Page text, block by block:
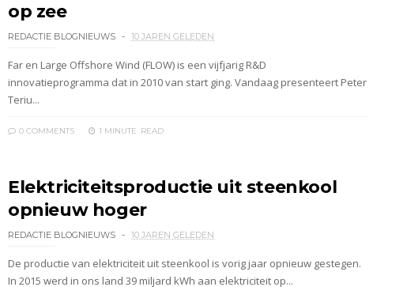
op zee
REDACTIE BLOGNIEUWS 10 JAREN GELEDEN
Far en Large Offshore Wind (FLOW) is een vijfjarig R&D
innovatieprogramma dat in 2010 van start ging. Vandaag presenteert Peter
Teriu...
0 COMMENTS 1 MINUTE READ
Elektriciteitsproductie uit steenkool
opnieuw hoger
REDACTIE BLOGNIEUWS 10 JAREN GELEDEN
De productie van elektriciteit uit steenkool is vorig jaar opnieuw gestegen.
In 2015 werd in ons land 39 miljard kWh aan elektriciteit op...